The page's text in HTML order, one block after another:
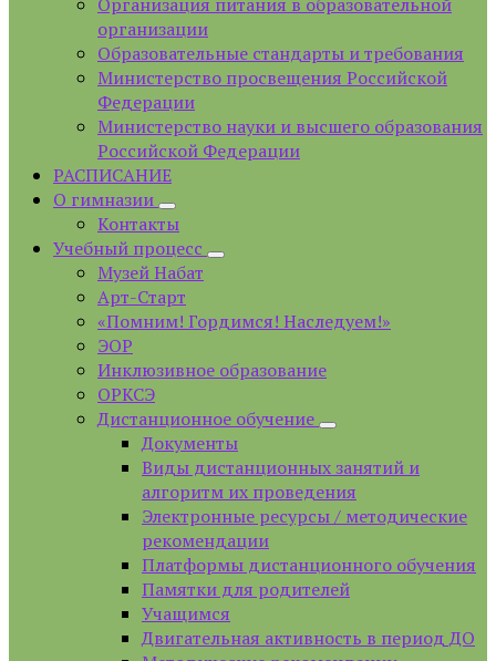
организации
Образовательные стандарты и требования
Министерство просвещения Российской
Федерации
Министерство науки и высшего образования
Российской Федерации
РАСПИСАНИЕ
О гимназии
Контакты
Учебный процесс
Музей Набат
Арт-Старт
«Помним! Гордимся! Наследуем!»
ЭОР
Инклюзивное образование
ОРКСЭ
Дистанционное обучение
Документы
Виды дистанционных занятий и
алгоритм их проведения
Электронные ресурсы / методические
рекомендации
Платформы дистанционного обучения
Памятки для родителей
Учащимся
Двигательная активность в период ДО